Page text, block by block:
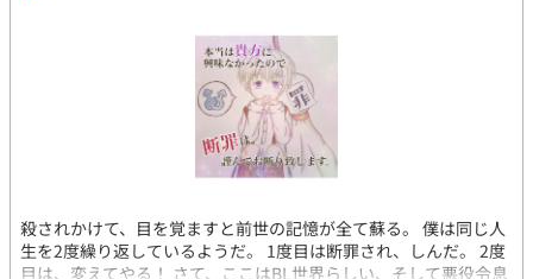
は『旧・番外編』としてそのまま掲載してあります。 新しいエレ
ン達の物語を、今後ともよろしくお願いいたします！
殺されかけて、目を覚ますと前世の記憶が全て蘇る。 僕は同じ人
生を2度繰り返しているようだ。 1度目は断罪され、しんだ。 2度
目は、変えてやる！ さて、ここはBL世界らしい、そして悪役令息